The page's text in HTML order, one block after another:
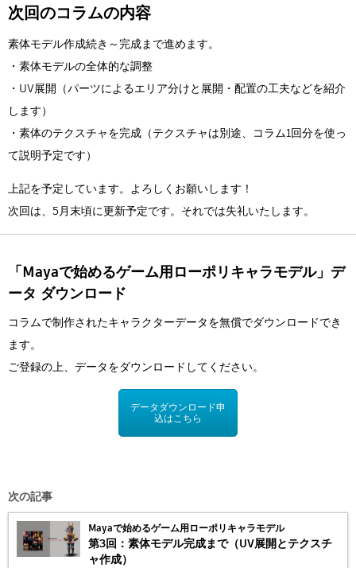
次回のコラムの内容
素体モデル作成続き～完成まで進めます。
・素体モデルの全体的な調整
・UV展開（パーツによるエリア分けと展開・配置の工夫などを紹介
します）
・素体のテクスチャを完成（テクスチャは別途、コラム1回分を使っ
て説明予定です）
上記を予定しています。よろしくお願いします！
次回は、5月末頃に更新予定です。それでは失礼いたします。
「Mayaで始めるゲーム用ローポリキャラモデル」デ
ータ ダウンロード
コラムで制作されたキャラクターデータを無償でダウンロードでき
ます。
ご登録の上、データをダウンロードしてください。
データダウンロード申
込はこちら
次の記事
Mayaで始めるゲーム用ローポリキャラモデル
第3回：素体モデル完成まで（UV展開とテクスチ
ャ作成）